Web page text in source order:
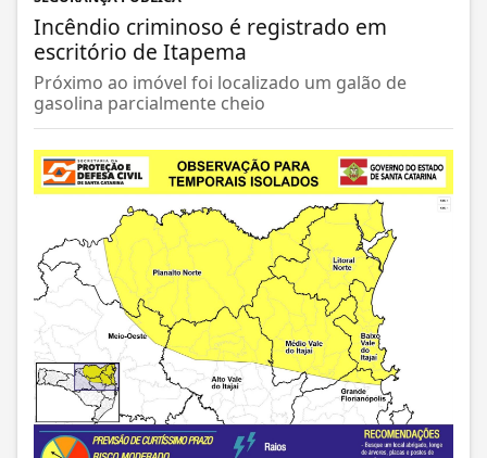
Incêndio criminoso é registrado em
escritório de Itapema
Próximo ao imóvel foi localizado um galão de
gasolina parcialmente cheio